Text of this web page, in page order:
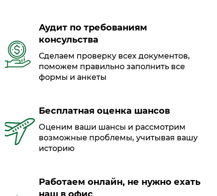
Аудит по требованиям
консульства
Сделаем проверку всех документов,
поможем правильно заполнить все
формы и анкеты
Бесплатная оценка шансов
Оценим ваши шансы и рассмотрим
возможные проблемы, учитывая вашу
историю
Работаем онлайн, не нужно ехать